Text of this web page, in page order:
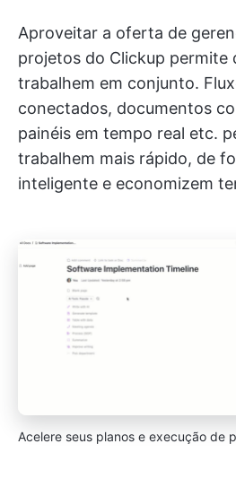
Aproveitar a oferta de
projetos do Clickup permite
trabalhem em conjunto.
conectados, documentos
painéis em tempo real etc.
trabalhem mais rápido, de
inteligente e economizem
Acelere seus planos e execução de